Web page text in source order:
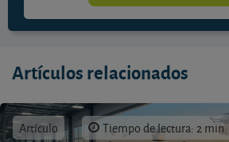
Artículos relacionados
Artículo Tiempo de lectura: 2 min.